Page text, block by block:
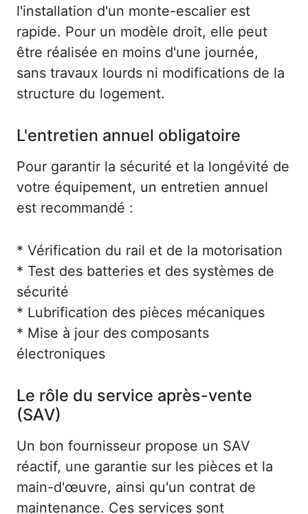
l'installation d'un monte-escalier est
rapide. Pour un modèle droit, elle peut
être réalisée en moins d'une journée,
sans travaux lourds ni modifications de la
structure du logement.
L'entretien annuel obligatoire
Pour garantir la sécurité et la longévité de
votre équipement, un entretien annuel
est recommandé :
* Vérification du rail et de la motorisation
* Test des batteries et des systèmes de
sécurité
* Lubrification des pièces mécaniques
* Mise à jour des composants
électroniques
Le rôle du service après-vente
(SAV)
Un bon fournisseur propose un SAV
réactif, une garantie sur les pièces et la
main-d'œuvre, ainsi qu'un contrat de
maintenance. Ces services sont